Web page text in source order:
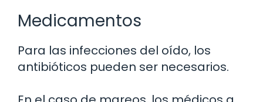
Medicamentos
Para las infecciones del oído, los
antibióticos pueden ser necesarios.